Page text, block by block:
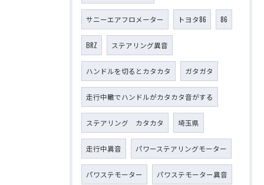
サニーエアフロメーター トヨタ86 86
BRZ ステアリング異音
ハンドルを切るとカタカタ ガタガタ
走行中轍でハンドルがカタカタ音がする
ステアリング カタカタ 埼玉県
走行中異音 パワーステアリングモーター
パワステモーター パワステモーター異音